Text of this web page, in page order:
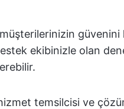
ekibinizle olan
temsilcisi ve